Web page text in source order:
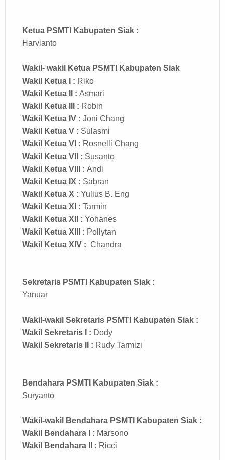
Ketua PSMTI Kabupaten Siak :
Harvianto
Wakil- wakil Ketua PSMTI Kabupaten Siak
Wakil Ketua I : Riko
Wakil Ketua II : Asmari
Wakil Ketua III : Robin
Wakil Ketua IV : Joni Chang
Wakil Ketua V : Sulasmi
Wakil Ketua VI : Rosnelli Chang
Wakil Ketua VII : Susanto
Wakil Ketua VIII : Andi
Wakil Ketua IX : Sabran
Wakil Ketua X : Yulius B. Eng
Wakil Ketua XI : Tarmin
Wakil Ketua XII : Yohanes
Wakil Ketua XIII : Pollytan
Wakil Ketua XIV : Chandra
Sekretaris PSMTI Kabupaten Siak :
Yanuar
Wakil-wakil Sekretaris PSMTI Kabupaten Siak :
Wakil Sekretaris I : Dody
Wakil Sekretaris II : Rudy Tarmizi
Bendahara PSMTI Kabupaten Siak :
Suryanto
Wakil-wakil Bendahara PSMTI Kabupaten Siak :
Wakil Bendahara I : Marsono
Wakil Bendahara II : Ricci